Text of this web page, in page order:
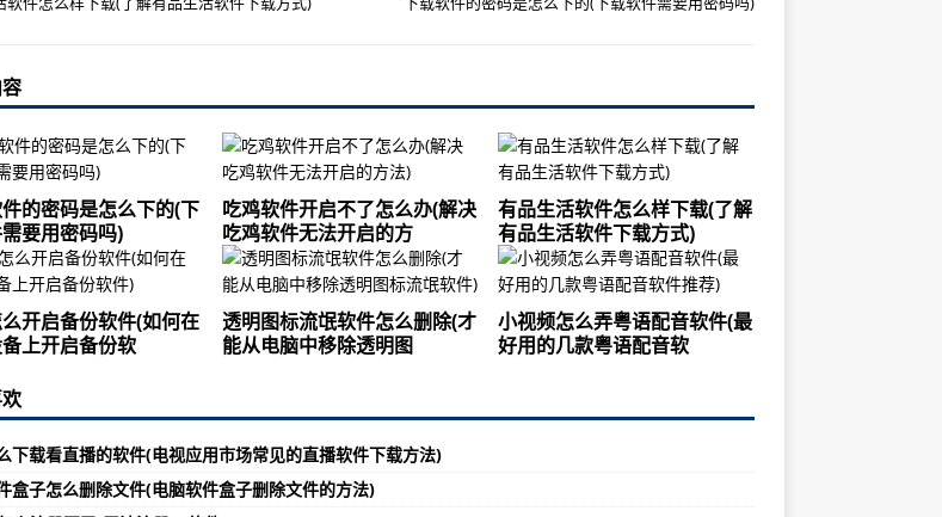
的密码是怎么下的(下
要用密码吗)
吃鸡软件开启不了怎么办(解决
吃鸡软件无法开启的方
有品生活软件怎么样下载(了解
有品生活软件下载方式)
开启备份软件(如何在
上开启备份软
透明图标流氓软件怎么删除(才
能从电脑中移除透明图
小视频怎么弄粤语配音软件(最
好用的几款粤语配音软
下载看直播的软件(电视应用市场常见的直播软件下载方法)
盒子怎么删除文件(电脑软件盒子删除文件的方法)